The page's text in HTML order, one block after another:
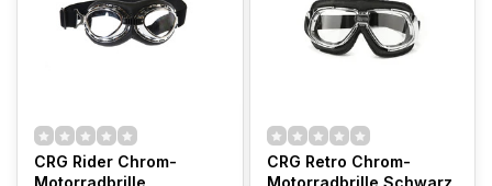
CRG Rider Chrom-
Motorradbrille
CRG Retro Chrom-
Motorradbrille Schwarz